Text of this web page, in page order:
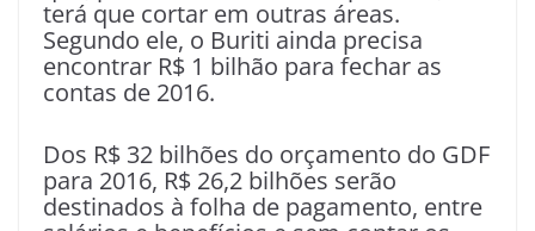
terá que cortar em outras áreas.
Segundo ele, o Buriti ainda precisa
encontrar R$ 1 bilhão para fechar as
contas de 2016.
Dos R$ 32 bilhões do orçamento do GDF
para 2016, R$ 26,2 bilhões serão
destinados à folha de pagamento, entre